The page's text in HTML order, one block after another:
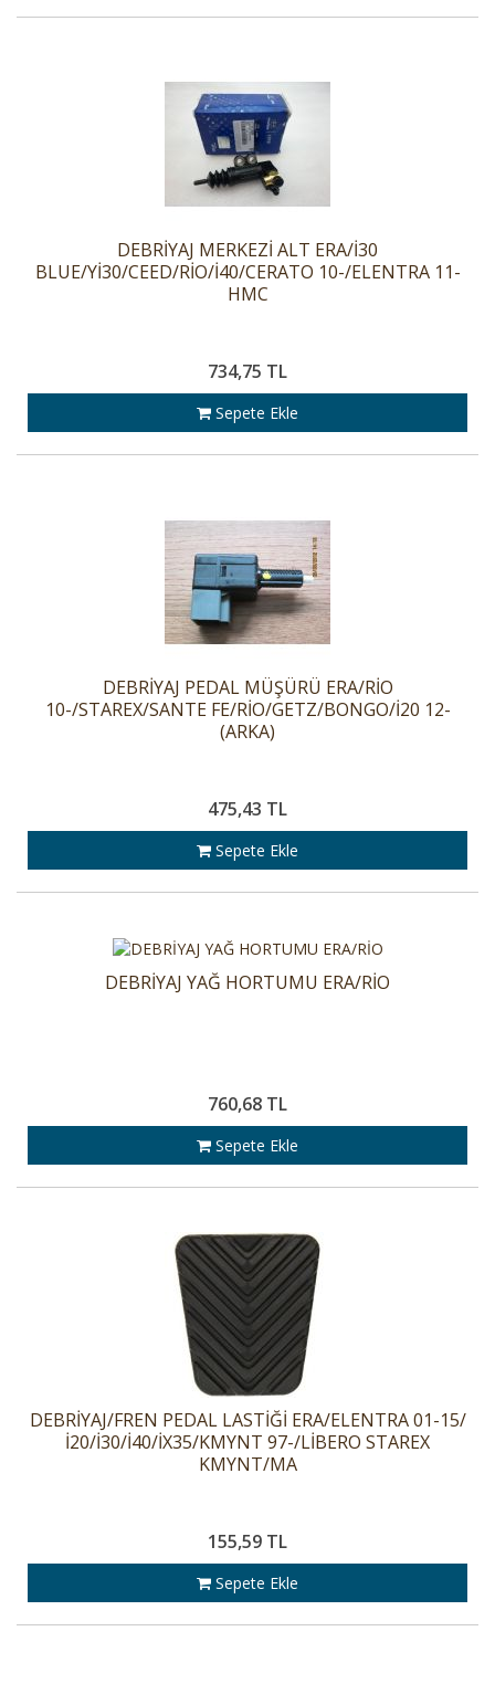
DEBRİYAJ MERKEZİ ALT ERA/İ30
BLUE/Yİ30/CEED/RİO/İ40/CERATO 10-/ELENTRA 11-
HMC
734,75 TL
Sepete Ekle
DEBRİYAJ PEDAL MÜŞÜRÜ ERA/RİO
10-/STAREX/SANTE FE/RİO/GETZ/BONGO/İ20 12-
(ARKA)
475,43 TL
Sepete Ekle
DEBRİYAJ YAĞ HORTUMU ERA/RİO
760,68 TL
Sepete Ekle
DEBRİYAJ/FREN PEDAL LASTİĞİ ERA/ELENTRA 01-15/
İ20/İ30/İ40/İX35/KMYNT 97-/LİBERO STAREX
KMYNT/MA
155,59 TL
Sepete Ekle